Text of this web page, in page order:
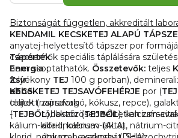
Biztonságát független, akkreditált
KENDAMIL KECSKETEJ ALAPÚ
anyatej-helyettesítő tápszer por
csecsemők speciális táplálására
nem szoptathatók. Összetevők: teljes
folyékony TEJ 100 g porban),
KECSKETEJ TEJSAVÓFEHÉRJE por (
olajok (napraforgó, kókusz, repce),
(TEJBŐL), laktóz (TEJBŐL), kalcium-
kálium-klorid, kalcium-laktát, nátrium-
Tápérték
Energia
Zsír
ebből
telített zsírsavak
- többszörösen telítetlen
- alfa-linolénsav (ALA)